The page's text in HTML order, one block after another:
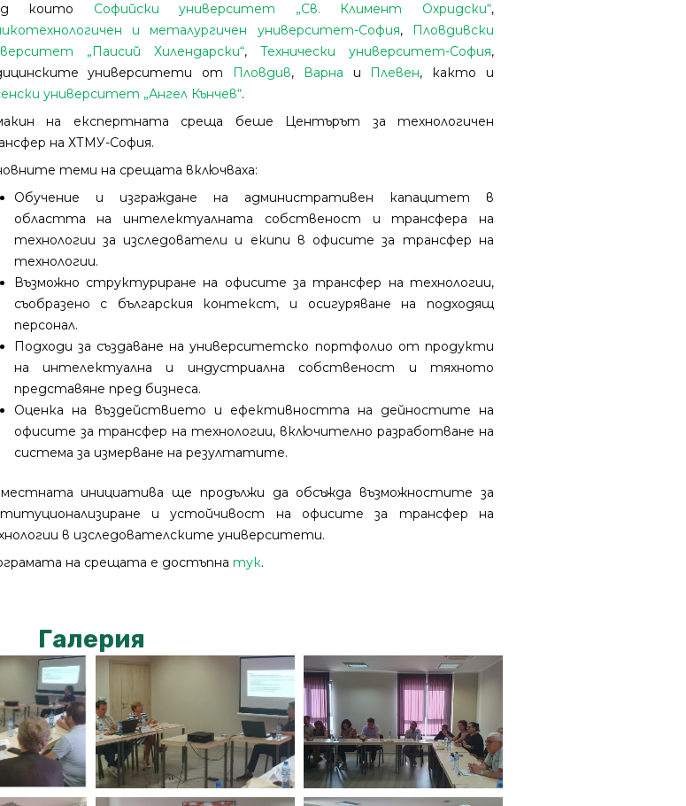
които Софийски университет „Св. Климент Охридски“,
и металургичен университет-София,
Пловдивски
„Паисий Хилендарски“, Технически университет-София,
университети от Пловдив, Варна и Плевен, както и
университет „Ангел Кънчев“.
на експертната среща беше Центърът за технологичен
на ХТМУ-София.
теми на срещата включваха:
Обучение и изграждане на административен капацитет в
областта на интелектуалната собственост и трансфера на
технологии за изследователи и екипи в офисите за трансфер на
технологии.
Възможно структуриране на офисите за трансфер на технологии,
съобразено с българския контекст, и осигуряване на подходящ
персонал.
Подходи за създаване на университетско портфолио от продукти
на интелектуална и индустриална собственост и тяхното
представяне пред бизнеса.
Оценка на въздействието и ефективността на дейностите на
офисите за трансфер на технологии, включително разработване на
система за измерване на резултатите.
инициатива ще продължи да обсъжда възможностите за
и устойчивост на офисите за трансфер на
в изследователските университети.
на срещата е достъпна тук.
Галерия